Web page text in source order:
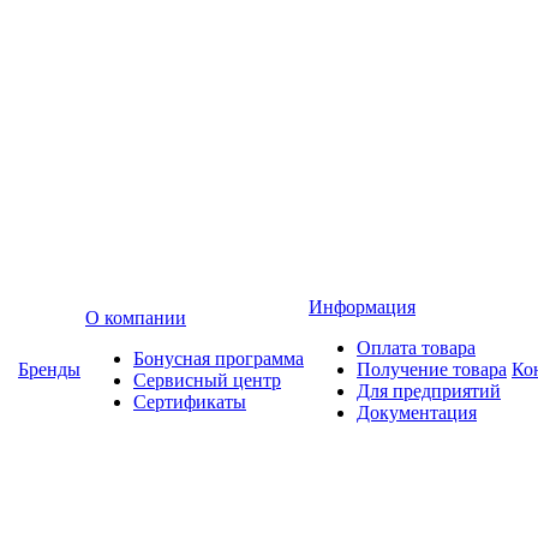
Бренды
О компании
Бонусная программа
Сервисный центр
Сертификаты
Информация
Оплата товара
Получение товара
Для предприятий
Документация